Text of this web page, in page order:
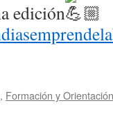
edición
, Formación y